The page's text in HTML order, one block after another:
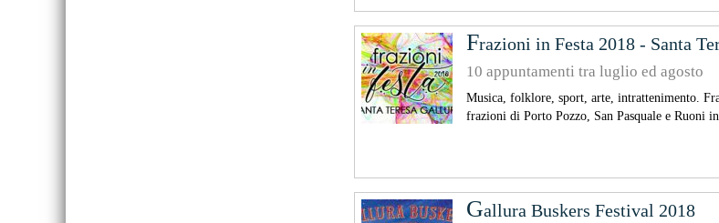
Frazioni in Festa 2018 - Santa
10 appuntamenti tra luglio ed agosto
Musica, folklore, sport, arte, intrattenimento.
frazioni di Porto Pozzo, San Pasquale e Ruoni in
Gallura Buskers Festival 2018